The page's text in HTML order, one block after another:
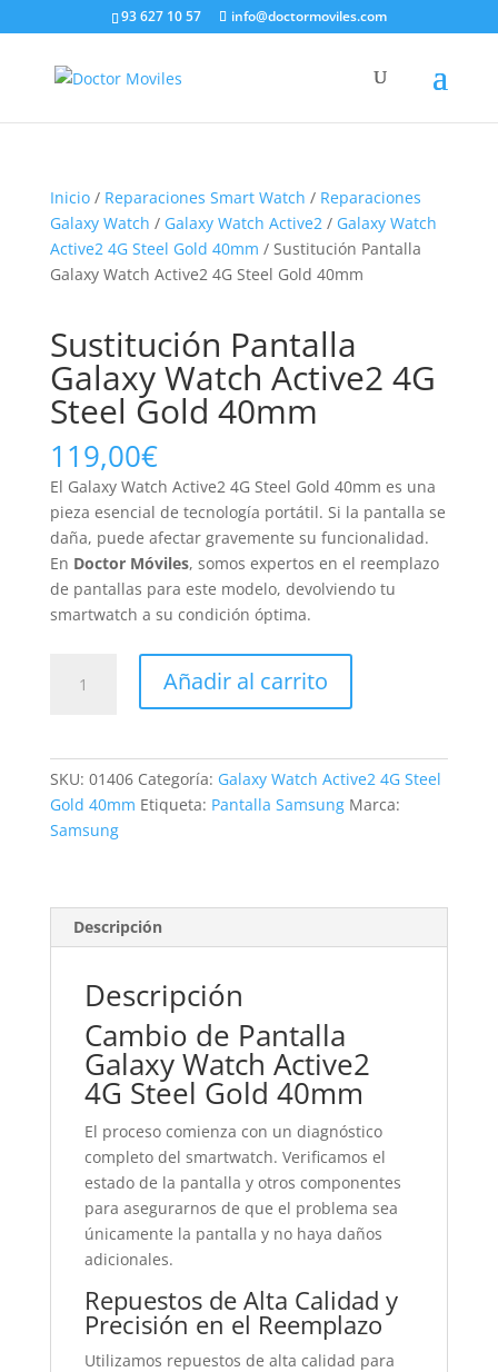
93 627 10 57 info@doctormoviles.com
Inicio/ Reparaciones Smart Watch / Reparaciones
Galaxy Watch / Galaxy Watch Active2/ Galaxy Watch
Active2 4G Steel Gold 40mm / Sustitución Pantalla
Galaxy Watch Active2 4G Steel Gold 40mm
Sustitución Pantalla
Galaxy Watch Active2 4G
Steel Gold 40mm
119,00€
El Galaxy Watch Active2 4G Steel Gold 40mm es una
pieza esencial de tecnología portátil. Si la pantalla se
daña, puede afectar gravemente su funcionalidad.
En Doctor Móviles, somos expertos en el reemplazo
de pantallas para este modelo, devolviendo tu
smartwatch a su condición óptima.
Pantalla
Añadir al carrito
SKU: 01406 Categoría: Galaxy Watch Active2 4G Steel
Gold 40mm Etiqueta: Pantalla Samsung Marca:
Samsung
Descripción
Descripción
Cambio de Pantalla
Galaxy Watch Active2
4G Steel Gold 40mm
El proceso comienza con un diagnóstico
completo del smartwatch. Verificamos el
estado de la pantalla y otros componentes
para asegurarnos de que el problema sea
únicamente la pantalla y no haya daños
adicionales.
Repuestos de Alta Calidad y
Precisión en el Reemplazo
Utilizamos repuestos de alta calidad para